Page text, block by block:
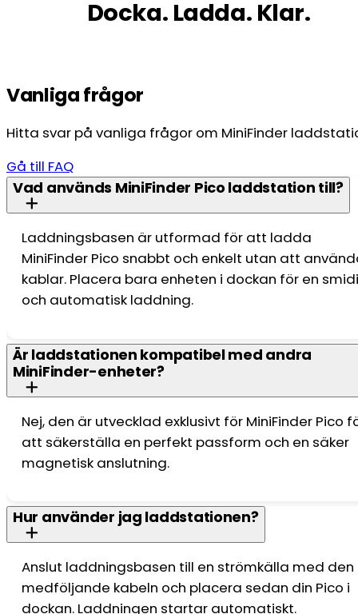
Docka. Ladda. Klar.
Vanliga frågor
Hitta svar på vanliga frågor om MiniFinder
Gå till FAQ
Vad används MiniFinder Pico laddstation till?
Laddningsbasen är utformad för att ladda
MiniFinder Pico snabbt och enkelt utan att
kablar. Placera bara enheten i dockan för en
och automatisk laddning.
Är laddstationen kompatibel med andra
MiniFinder-enheter?
Nej, den är utvecklad exklusivt för MiniFinder Pico
att säkerställa en perfekt passform och en säker
magnetisk anslutning.
Hur använder jag laddstationen?
Anslut laddningsbasen till en strömkälla med den
medföljande kabeln och placera sedan din Pico i
dockan. Laddningen startar automatiskt.